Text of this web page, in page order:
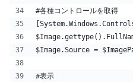
#各種コントロールを取得
$Image.Source =
#表示